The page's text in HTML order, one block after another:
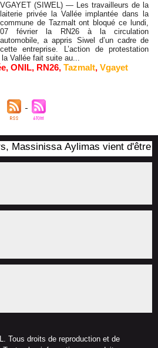
VGAYET (SIWEL) — Les travailleurs de la
laiterie privée la Vallée implantée dans la
commune de Tazmalt ont bloqué ce lundi,
07 février la RN26 à la circulation
automobile, a appris Siwel d’un cadre de
cette entreprise. L’action de protestation
Vallée fait suite au...
, ONIL, RN26, Tazmalt, Vgayet
Massinissa Aylimas vient d'être
Tous droits de reproduction et de